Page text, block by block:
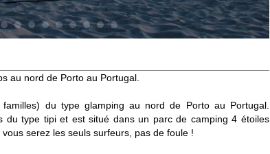
au nord de Porto au Portugal.
du type glamping au nord de Porto au Portugal.
du type tipi et est situé dans un parc de camping 4 étoiles
serez les seuls surfeurs, pas de foule !